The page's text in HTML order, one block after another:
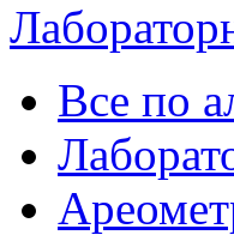
Все по